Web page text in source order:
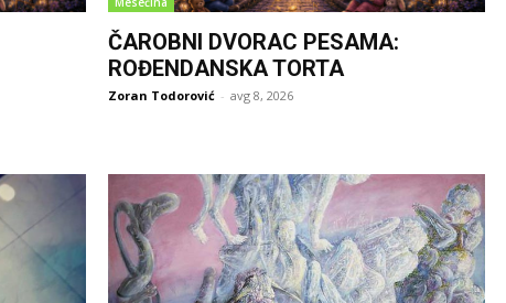
ČAROBNI DVORAC PESAMA:
ROĐENDANSKA TORTA
Zoran Todorović - avg 8, 2026